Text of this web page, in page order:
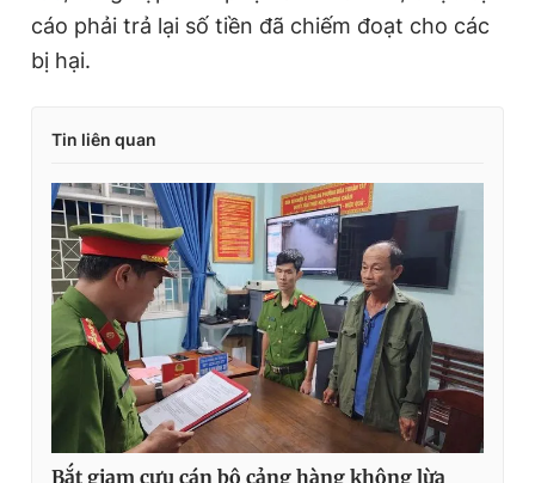
cáo phải trả lại số tiền đã chiếm đoạt cho các
bị hại.
Tin liên quan
Bắt giam cựu cán bộ cảng hàng không lừa